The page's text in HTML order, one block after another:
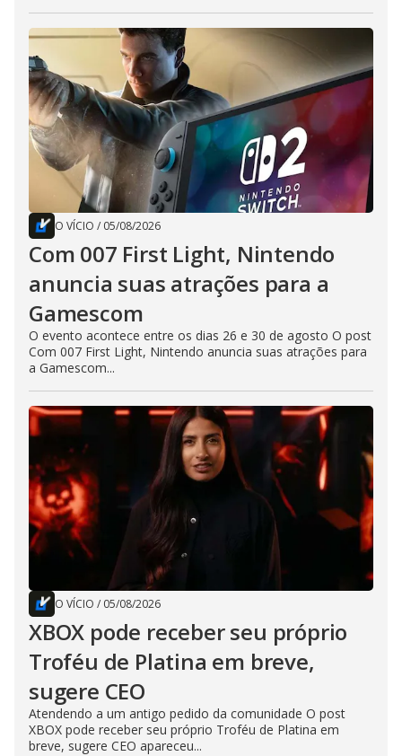
O VÍCIO / 05/08/2026
Com 007 First Light, Nintendo
anuncia suas atrações para a
Gamescom
O evento acontece entre os dias 26 e 30 de agosto O post
Com 007 First Light, Nintendo anuncia suas atrações para
a Gamescom...
O VÍCIO / 05/08/2026
XBOX pode receber seu próprio
Troféu de Platina em breve,
sugere CEO
Atendendo a um antigo pedido da comunidade O post
XBOX pode receber seu próprio Troféu de Platina em
breve, sugere CEO apareceu...